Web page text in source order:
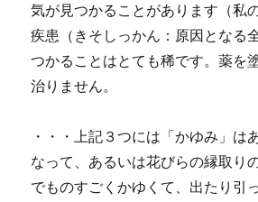
気が見つかることがあります（私
疾患（きそしっかん：原因となる
つかることはとても稀です。薬を
治りません。
・・・上記３つには「かゆみ」は
なって、あるいは花びらの縁取り
でものすごくかゆくて、出たり引